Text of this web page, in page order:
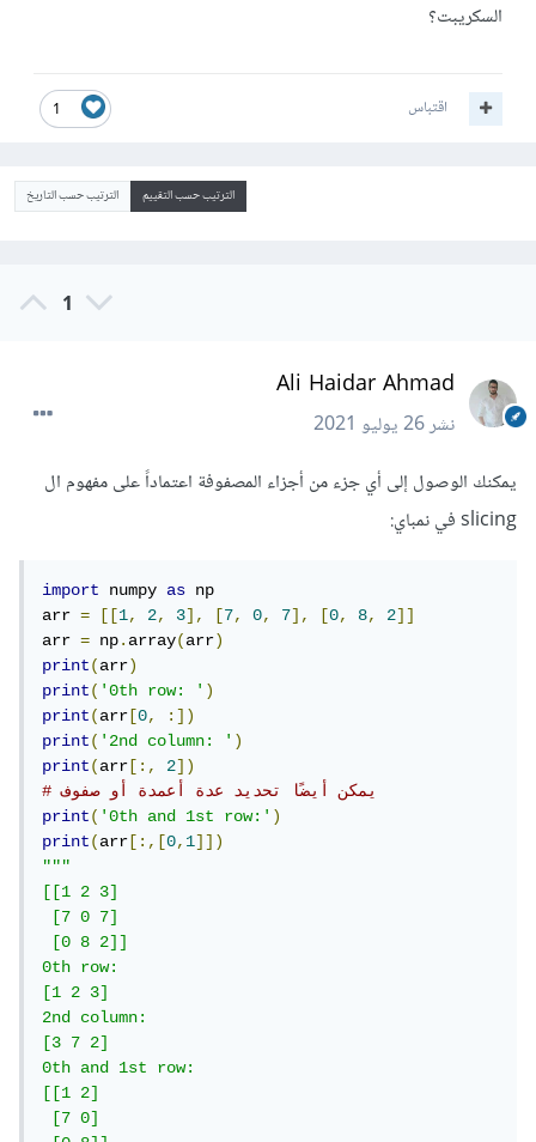
السكريبت؟
1 اقتباس
الترتيب حسب التقييم الترتيب حسب التاريخ
1
Ali Haidar Ahmad
نشر26 يوليو 2021
يمكنك الوصول إلى أي جزء من أجزاء المصفوفة اعتماداً على مفهوم ال
slicing في نمباي:
import numpy as np
arr = [[1, 2, 3], [7, 0, 7], [0, 8, 2]]
arr = np.array(arr)
print(arr)
print('0th row: ')
print(arr [0,
:])
print('2nd column: ')
print(arr [:, 2])
# يمكن أيضًا تحديد عدة أعمدة أو صفوف
print('0th and 1st row:')
print(arr [:,[0,1]])
"""
[[1 2 3]
0th row:
[1 2 3]
2nd column:
[3 7 2]
0th and 1st row:
[[1 2]